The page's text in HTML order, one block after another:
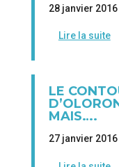
28 janvier 2016 |
Lire la suite
LE
MAIS….
27 janvier 2016 |